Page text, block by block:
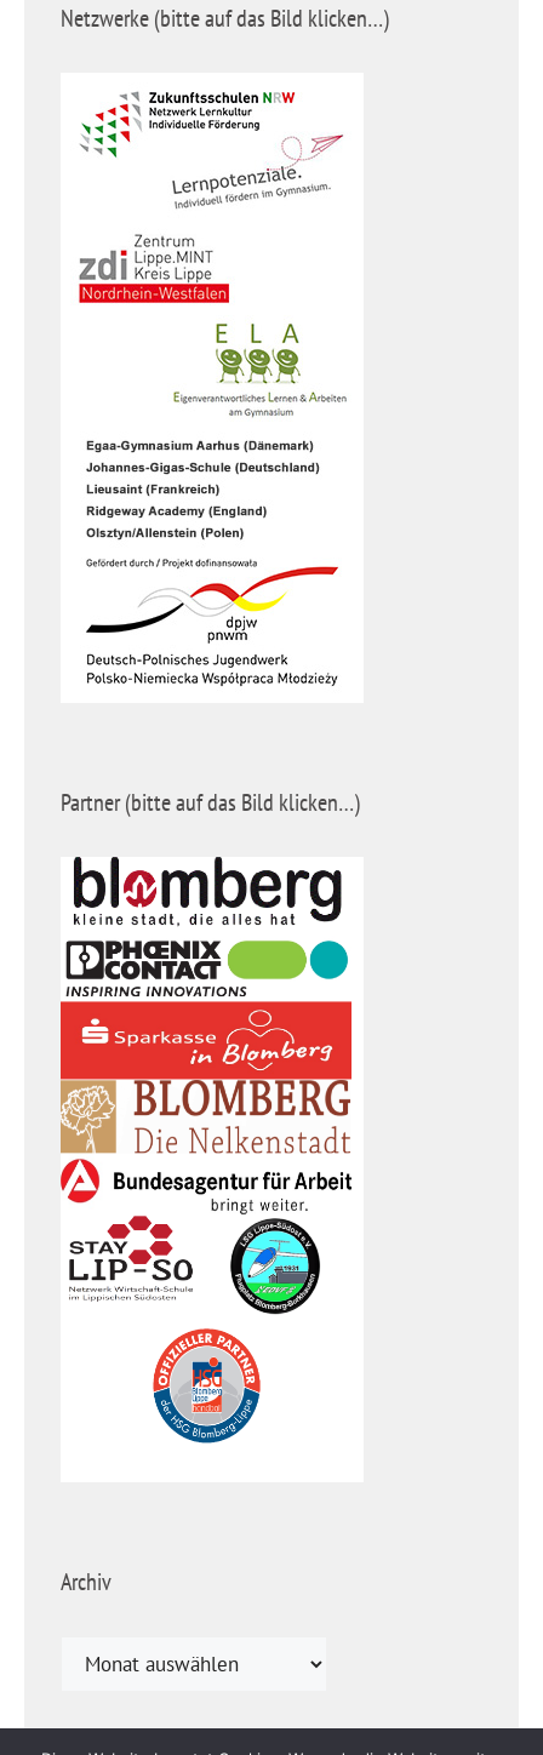
Netzwerke (bitte auf das Bild klicken…)
Partner (bitte auf das Bild klicken…)
Archiv